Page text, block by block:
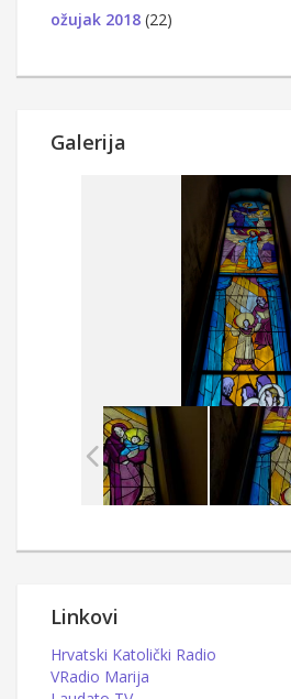
ožujak 2018 (22)
Galerija
Linkovi
Hrvatski Katolički Radio
VRadio Marija